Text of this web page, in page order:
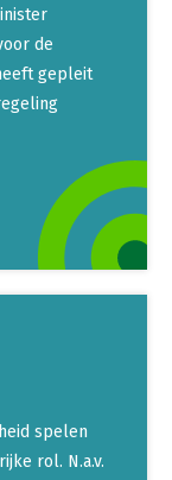
de
gepleit
spelen
rol. N.a.v.